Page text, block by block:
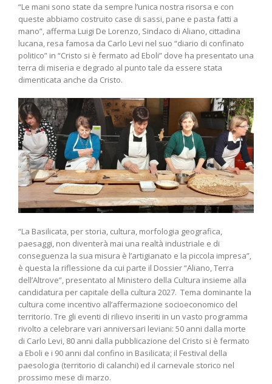
“Le mani sono state da sempre l’unica nostra risorsa e con
queste abbiamo costruito case di sassi, pane e pasta fatti a
mano”, afferma Luigi De Lorenzo, Sindaco di Aliano, cittadina
lucana, resa famosa da Carlo Levi nel suo “diario di confinato
politico” in “Cristo si è fermato ad Eboli” dove ha presentato una
terra di miseria e degrado al punto tale da essere stata
dimenticata anche da Cristo.
“La Basilicata, per storia, cultura, morfologia geografica,
paesaggi, non diventerà mai una realtà industriale e di
conseguenza la sua misura è l’artigianato e la piccola impresa”,
è questa la riflessione da cui parte il Dossier “Aliano, Terra
dell’Altrove”, presentato al Ministero della Cultura insieme alla
candidatura per capitale della cultura 2027. Tema dominante la
cultura come incentivo all’affermazione socioeconomico del
territorio. Tre gli eventi di rilievo inseriti in un vasto programma
rivolto a celebrare vari anniversari leviani: 50 anni dalla morte
di Carlo Levi, 80 anni dalla pubblicazione del Cristo si è fermato
a Eboli e i 90 anni dal confino in Basilicata; il Festival della
paesologia (territorio di calanchi) ed il carnevale storico nel
prossimo mese di marzo.